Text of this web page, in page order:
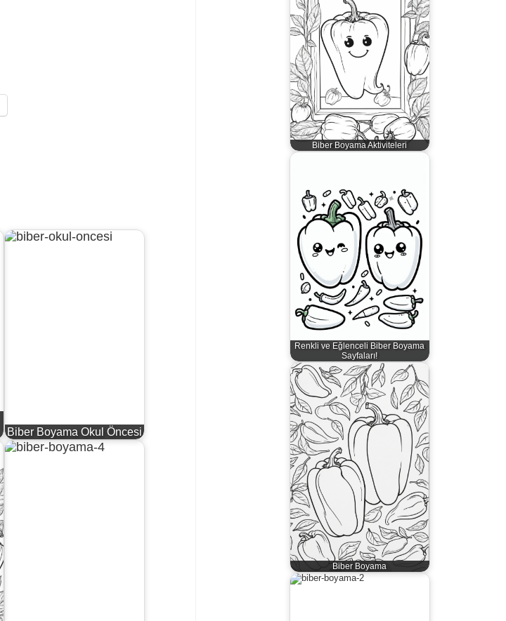
Biber Boyama Okul Öncesi
Biber Boyama Aktiviteleri
Renkli ve Eğlenceli Biber Boyama
Sayfaları!
Biber Boyama